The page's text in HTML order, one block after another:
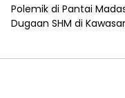
Polemik di Pantai
Dugaan SHM di